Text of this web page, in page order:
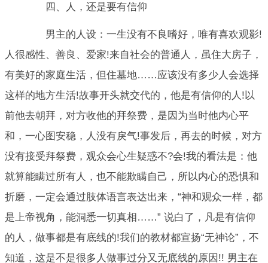
四、人，还是要有信仰
男主的人设：一生没有不良嗜好，唯有喜欢观影!
人很感性、善良、爱家!来自社会的普通人，虽住大房子，
有美好的家庭生活，但住墓地……应该没有多少人会选择
这样的地方生活!故事开头就交代的，他是有信仰的人!以
前他去朝拜，对方收他的拜祭费，是因为当时他内心平
和，一心图安稳，人没有戾气!事发后，再去的时候，对方
没有接受拜祭费，观众会心生疑惑不?会!我的看法是：他
就算能瞒过所有人，也不能欺瞒自己，所以内心的恐惧和
折磨，一定会通过肢体语言表达出来，“神和观众一样，都
是上帝视角，能洞悉一切真相……” 说白了，凡是有信仰
的人，做事都是有底线的!我们的教材都宣扬“无神论”，不
知道，这是不是很多人做事过分又无底线的原因!! 男主在